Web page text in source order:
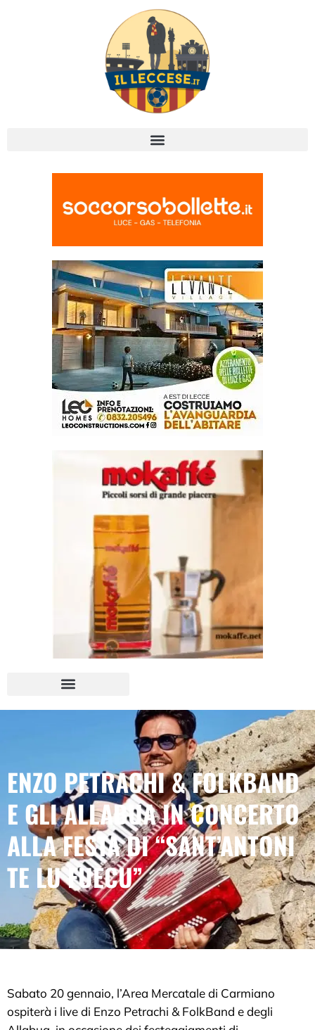
ENZO PETRACHI & FOLKBAND
E GLI ALLABUA IN CONCERTO
ALLA FESTA DI “SANT’ANTONI
TE LU FUECU”
Sabato 20 gennaio, l’Area Mercatale di Carmiano
ospiterà i live di Enzo Petrachi & FolkBand e degli